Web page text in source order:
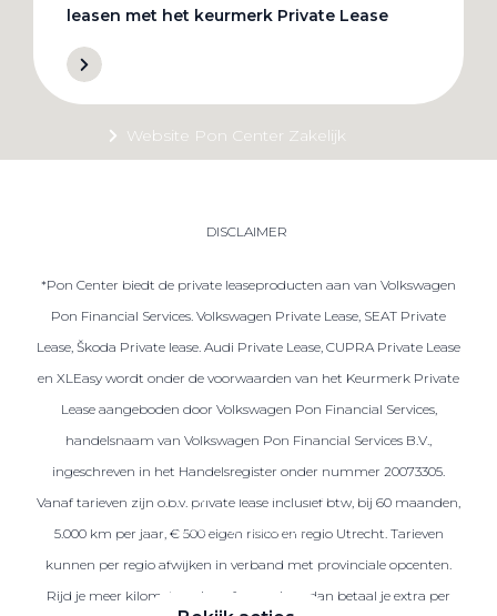
Website Pon Center Zakelijk
Berijdersinfo
Zakelijke Lease acties
Profiteer van zakelijk
voordeel
leasen met het keurmerk Private Lease
DISCLAIMER
*Pon Center biedt de private leaseproducten aan van Volkswagen
Pon Financial Services. Volkswagen Private Lease, SEAT Private
Lease, Škoda Private lease. Audi Private Lease, CUPRA Private Lease
en XLEasy wordt onder de voorwaarden van het Keurmerk Private
Lease aangeboden door Volkswagen Pon Financial Services,
handelsnaam van Volkswagen Pon Financial Services B.V.,
ingeschreven in het Handelsregister onder nummer 20073305.
Vanaf tarieven zijn o.b.v. private lease inclusief btw, bij 60 maanden,
5.000 km per jaar, € 500 eigen risico en regio Utrecht. Tarieven
kunnen per regio afwijken in verband met provinciale opcenten.
Rijd je meer kilometers dan afgesproken, dan betaal je extra per